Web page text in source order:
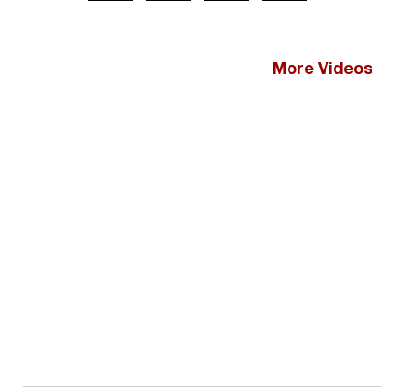
More Videos